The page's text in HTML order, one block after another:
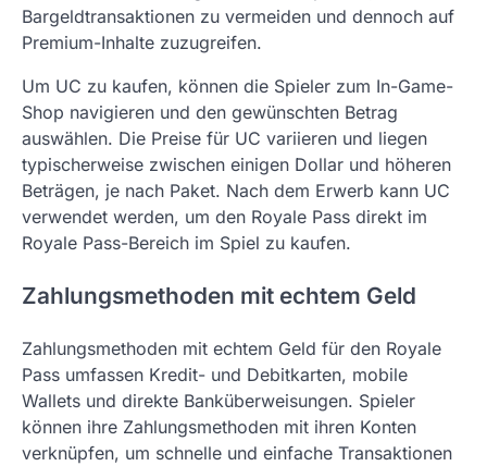
Bargeldtransaktionen zu vermeiden und dennoch auf
Premium-Inhalte zuzugreifen.
Um UC zu kaufen, können die Spieler zum In-Game-
Shop navigieren und den gewünschten Betrag
auswählen. Die Preise für UC variieren und liegen
typischerweise zwischen einigen Dollar und höheren
Beträgen, je nach Paket. Nach dem Erwerb kann UC
verwendet werden, um den Royale Pass direkt im
Royale Pass-Bereich im Spiel zu kaufen.
Zahlungsmethoden mit echtem Geld
Zahlungsmethoden mit echtem Geld für den Royale
Pass umfassen Kredit- und Debitkarten, mobile
Wallets und direkte Banküberweisungen. Spieler
können ihre Zahlungsmethoden mit ihren Konten
verknüpfen, um schnelle und einfache Transaktionen